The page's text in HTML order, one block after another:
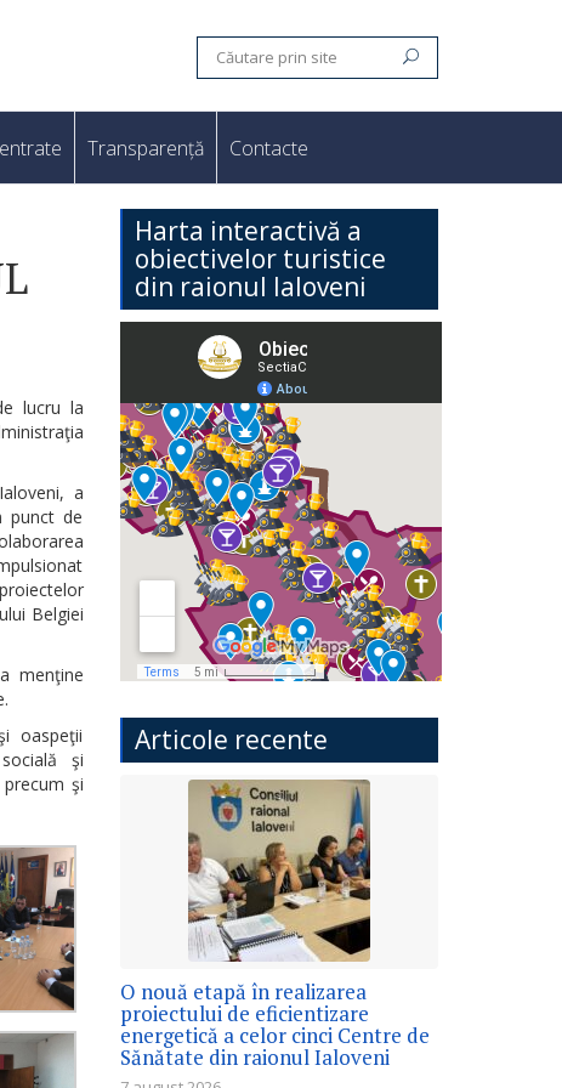
Transparență Contacte
lucru la
a
punct de
Belgiei
menţine
oaspeţii
şi
şi
Harta interactivă a
obiectivelor turistice
din raionul Ialoveni
Articole recente
O nouă etapă în realizarea
proiectului de eficientizare
energetică a celor cinci Centre de
Sănătate din raionul Ialoveni